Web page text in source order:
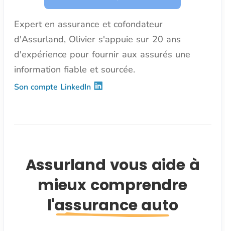
Expert en assurance et cofondateur
d'Assurland, Olivier s'appuie sur 20 ans
d'expérience pour fournir aux assurés une
information fiable et sourcée.
Son compte LinkedIn
Assurland vous aide à
mieux comprendre
l'assurance auto